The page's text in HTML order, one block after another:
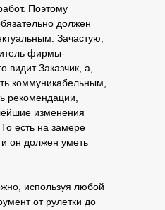
Поэтому
должен
Зачастую,
фирмы-
видит Заказчик, а,
коммуникабельным,
рекомендации,
изменения
есть на замере
он должен уметь
используя любой
от рулетки до